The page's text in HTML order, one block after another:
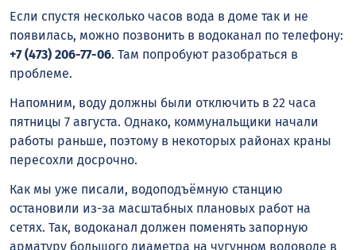
Если спустя несколько часов вода в доме так и не
появилась, можно позвонить в водоканал по телефону:
+7 (473) 206-77-06. Там попробуют разобраться в
проблеме.
Напомним, воду должны были отключить в 22 часа
пятницы 7 августа. Однако, коммунальщики начали
работы раньше, поэтому в некоторых районах краны
пересохли досрочно.
Как мы уже писали, водоподъёмную станцию
остановили из-за масштабных плановых работ на
сетях. Так, водоканал должен поменять запорную
арматуру большого диаметра на чугунном водоводе в